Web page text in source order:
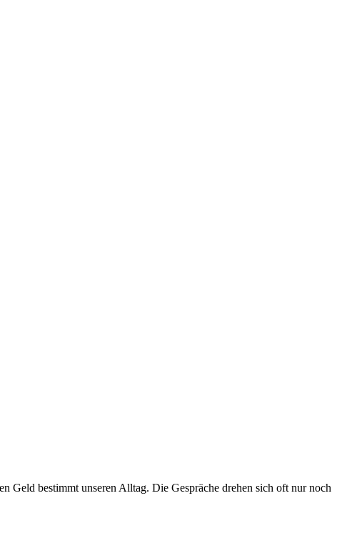
Geld bestimmt unseren Alltag. Die Gespräche drehen sich oft nur noch